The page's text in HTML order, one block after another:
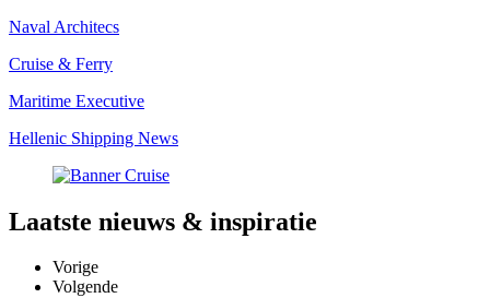
Naval Architecs
Cruise & Ferry
Maritime Executive
Hellenic Shipping News
Laatste nieuws & inspiratie
Vorige
Volgende